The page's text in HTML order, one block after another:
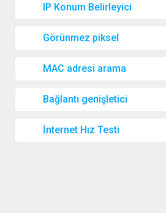
IP Konum Belirleyici
Görünmez piksel
MAC adresi arama
Bağlantı genişletici
İnternet Hız Testi